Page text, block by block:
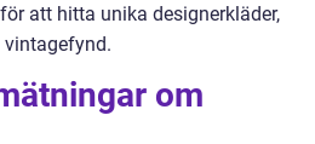
att hitta unika designerkläder,
vintagefynd.
om